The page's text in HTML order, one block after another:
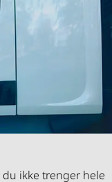
du ikke trenger hele